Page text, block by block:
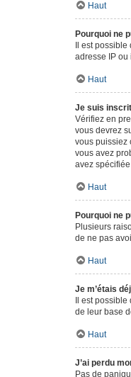
Haut
Pourquoi ne
Il est
adresse IP ou
Haut
Je suis
Vérifiez en
vous devrez
vous puissiez
vous avez
avez
Haut
Pourquoi ne
Plusieurs
de ne pas
Haut
Je m’étais
Il est
de leur base
Haut
J’ai perdu
Pas de